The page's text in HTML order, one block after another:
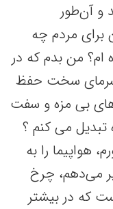
و آن‌طور
مردم چه
ام؟ من بدم که در
سرمای سخت حفظ
بی مزه و سفت
تبدیل می کنم ؟
هواپیما را به
می‌دهم، چرخ
که در بیشتر